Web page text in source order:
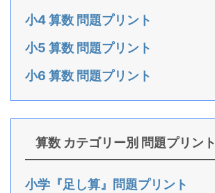
小4 算数 問題プリント
小5 算数 問題プリント
小6 算数 問題プリント
算数 カテゴリー別 問題プリント
小学『足し算』問題プリント